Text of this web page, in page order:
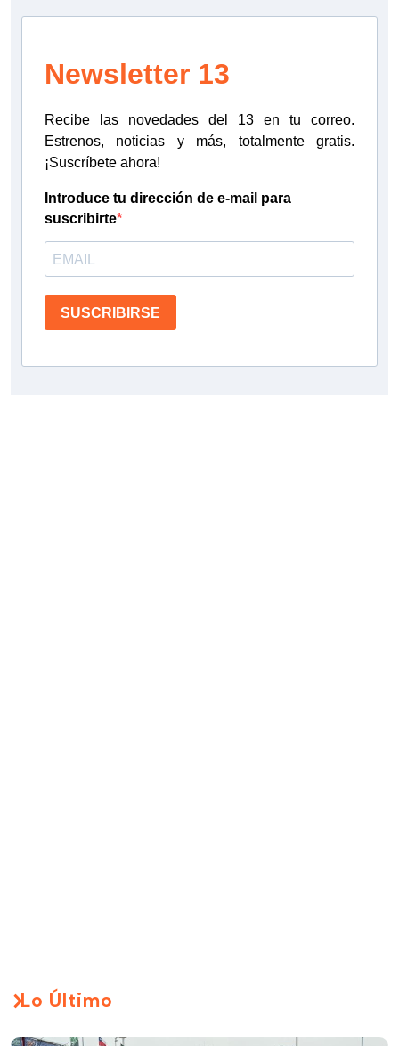
Newsletter 13
Recibe las novedades del 13 en tu correo.
Estrenos, noticias y más, totalmente gratis.
¡Suscríbete ahora!
Introduce tu dirección de e-mail para
suscribirte
SUSCRIBIRSE
Lo Último